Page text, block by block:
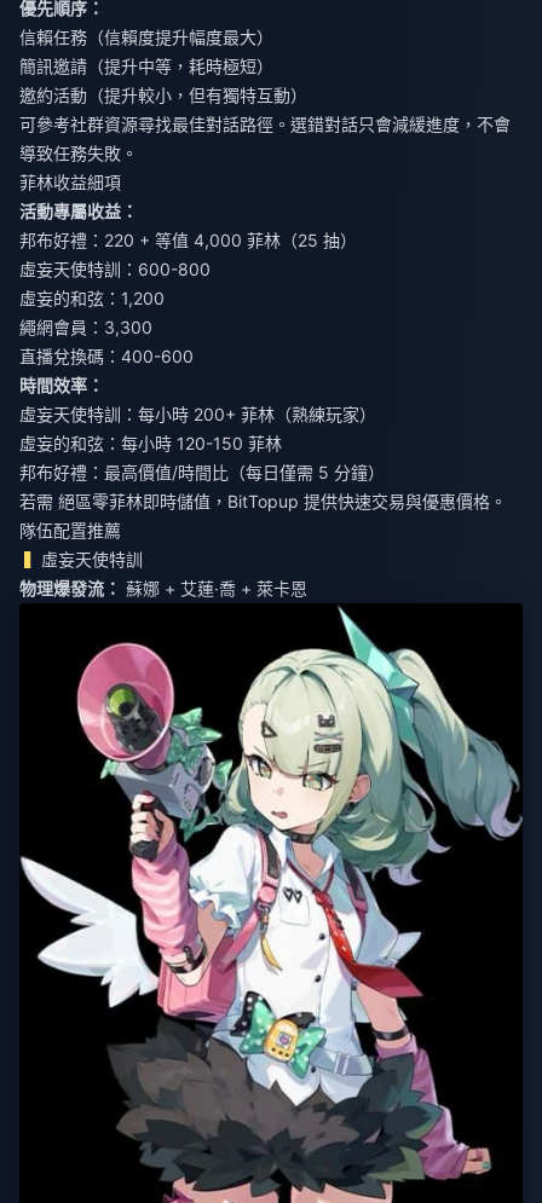
優先順序：
信賴任務（信賴度提升幅度最大）
簡訊邀請（提升中等，耗時極短）
邀約活動（提升較小，但有獨特互動）
可參考社群資源尋找最佳對話路徑。選錯對話只會減緩進度，不會
導致任務失敗。
菲林收益細項
活動專屬收益：
邦布好禮：220 + 等值 4,000 菲林（25 抽）
虛妄天使特訓：600-800
虛妄的和弦：1,200
繩網會員：3,300
直播兌換碼：400-600
時間效率：
虛妄天使特訓：每小時 200+ 菲林（熟練玩家）
虛妄的和弦：每小時 120-150 菲林
邦布好禮：最高價值/時間比（每日僅需 5 分鐘）
若需 絕區零菲林即時儲值 ，BitTopup 提供快速交易與優惠價格。
隊伍配置推薦
虛妄天使特訓
物理爆發流： 蘇娜 + 艾蓮·喬 + 萊卡恩